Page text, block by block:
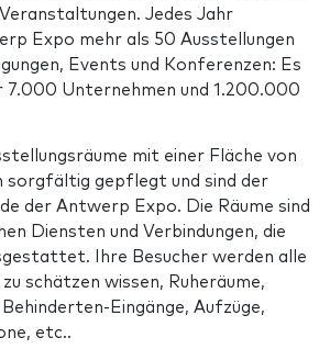
Jedes Jahr
Expo mehr als 50 Ausstellungen
Events und Konferenzen: Es
Unternehmen und 1.200.000
mit einer Fläche von
sorgfältig gepflegt und sind der
der Antwerp Expo. Die Räume sind
Diensten und Verbindungen, die
Ihre Besucher werden alle
schätzen wissen, Ruheräume,
Eingänge, Aufzüge,
etc..